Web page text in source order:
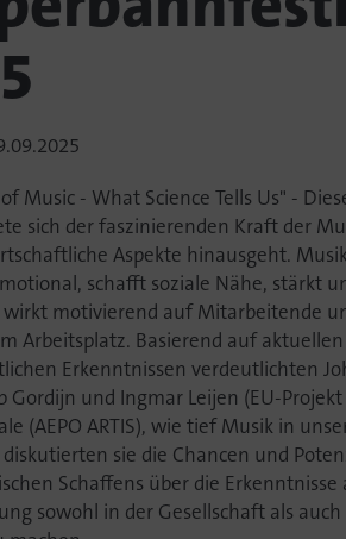
Music - What Science Tells Us" -
sich der faszinierenden Kraft der
Aspekte hinausgeht.
schafft soziale Nähe, stärkt
motivierend auf Mitarbeitende
Arbeitsplatz. Basierend auf aktuellen
Erkenntnissen verdeutlichten
Gordijn und Ingmar Leijen (EU-Projekt
(AEPO ARTIS), wie tief Musik in
sie die Chancen und
Schaffens über die Erkenntnisse
sowohl in der Gesellschaft als